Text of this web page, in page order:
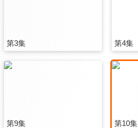
第3集 第4集
第9集 第10集